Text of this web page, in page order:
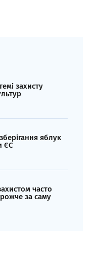
захисту
яблук
ЄС
часто
за саму